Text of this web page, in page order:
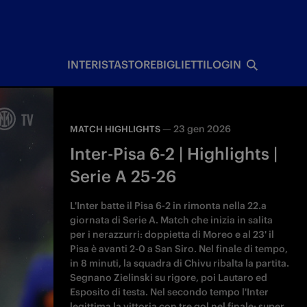
INTERISTASTOREBIGLIETTILOGIN
MATCH HIGHLIGHTS —23 gen 2026
Inter-Pisa 6-2 | Highlights |
Serie A 25-26
L'Inter batte il Pisa 6-2 in rimonta nella 22.a
giornata di Serie A. Match che inizia in salita
per i nerazzurri: doppietta di Moreo e al 23' il
Pisa è avanti 2-0 a San Siro. Nel finale di tempo,
in 8 minuti, la squadra di Chivu ribalta la partita.
Segnano Zielinski su rigore, poi Lautaro ed
Esposito di testa. Nel secondo tempo l'Inter